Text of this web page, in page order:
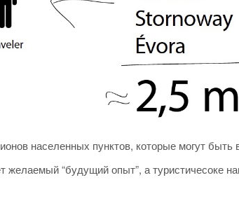
населенных пунктов, которые могут
“будущий опыт”, а туристичесоке